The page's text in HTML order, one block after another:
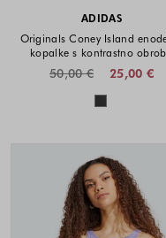
ADIDAS
Originals Coney Island
kopalke s kontrastno
25,00 €
50,00 €
Barve na